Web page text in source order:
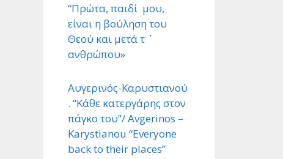
“Πρώτα, παιδί μου,
είναι η βούληση του
Θεού και μετά τ ΄
ανθρώπου»
Αυγερινός-Καρυστιανού
. “Κάθε κατεργάρης στον
πάγκο του”/ Avgerinos –
Karystianou “Εveryone
back to their places”